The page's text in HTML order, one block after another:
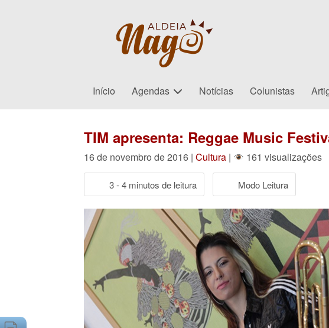
Início Agendas Notícias Colunistas
TIM apresenta: Reggae Music
16 de novembro de 2016 | Cultura | 161 visualizações
3 - 4 minutos de leitura Modo Leitura